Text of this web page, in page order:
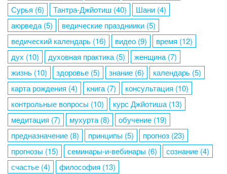
Сурья (6) Тантра-Джйотиш (40) Шани (4)
аюрведа(5) ведические праздниики (5)
ведический календарь (16) видео (9) время (12)
дух (10) духовная практика(5) женщина(7)
жизнь (10) здоровье (5) знание (6) календарь (5)
карта рождения (4) книга(7) консультация (10)
контрольные вопросы (10) курс Джйотиша(13)
медитация (7) мухурта(8) обучение (19)
предназначение (8) принципы (5) прогноз (23)
прогнозы (15) семинары-и-вебинары (6) сознание (4)
счастье (4) философия (13)